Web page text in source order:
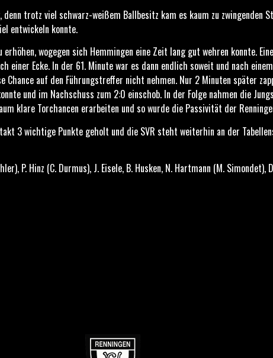
trotz viel schwarz-weißem Ballbesitz kam es kaum zu zwingenden
entwickeln konnte.
wogegen sich Hemmingen eine Zeit lang gut wehren konnte.
Ecke. In der 61. Minute war es dann endlich soweit und nach
auf den Führungstreffer nicht nehmen. Nur 2 Minuten später
und im Nachschuss zum 2:0 einschob. In der Folge nahmen die
klare Torchancen erarbeiten und so wurde die Passivität der
3 wichtige Punkte geholt und die SVR steht weiterhin an der
P. Hinz (C. Durmus), J. Eisele, B. Husken, N. Hartmann (M.